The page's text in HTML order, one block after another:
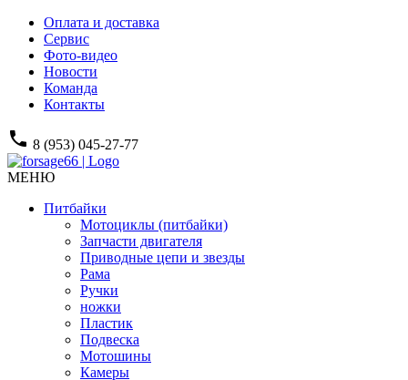
Оплата и доставка
Сервис
Фото-видео
Новости
Команда
Контакты
phone 8 (953) 045-27-77
МЕНЮ
Питбайки
Мотоциклы (питбайки)
Запчасти двигателя
Приводные цепи и звезды
Рама
Ручки
ножки
Пластик
Подвеска
Мотошины
Камеры